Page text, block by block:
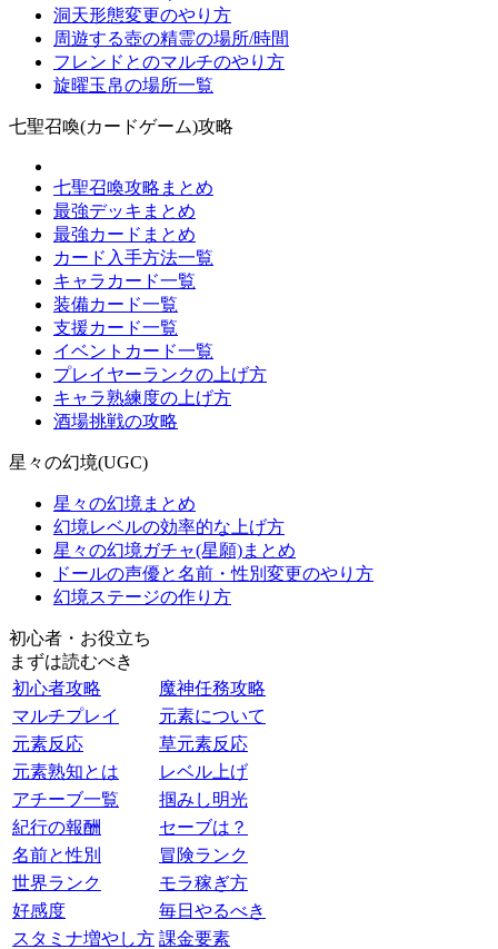
洞天形態変更のやり方
周遊する壺の精霊の場所/時間
フレンドとのマルチのやり方
旋曜玉帛の場所一覧
七聖召喚(カードゲーム)攻略
七聖召喚攻略まとめ
最強デッキまとめ
最強カードまとめ
カード入手方法一覧
キャラカード一覧
装備カード一覧
支援カード一覧
イベントカード一覧
プレイヤーランクの上げ方
キャラ熟練度の上げ方
酒場挑戦の攻略
星々の幻境(UGC)
星々の幻境まとめ
幻境レベルの効率的な上げ方
星々の幻境ガチャ(星願)まとめ
ドールの声優と名前・性別変更のやり方
幻境ステージの作り方
初心者・お役立ち
まずは読むべき
初心者攻略
魔神任務攻略
マルチプレイ
元素について
元素反応
草元素反応
元素熟知とは
レベル上げ
アチーブ一覧
掴みし明光
紀行の報酬
セーブは？
名前と性別
冒険ランク
世界ランク
モラ稼ぎ方
好感度
毎日やるべき
スタミナ増やし方 課金要素